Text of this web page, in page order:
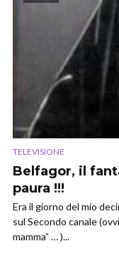
TELEVISIONE
Belfagor, il
paura !!!
Era il giorno del mio
sul Secondo canale
mamma” … )...